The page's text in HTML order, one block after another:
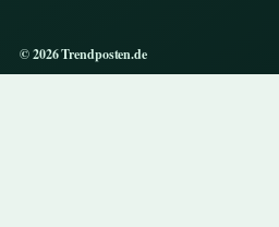
© 2026 Trendposten.de